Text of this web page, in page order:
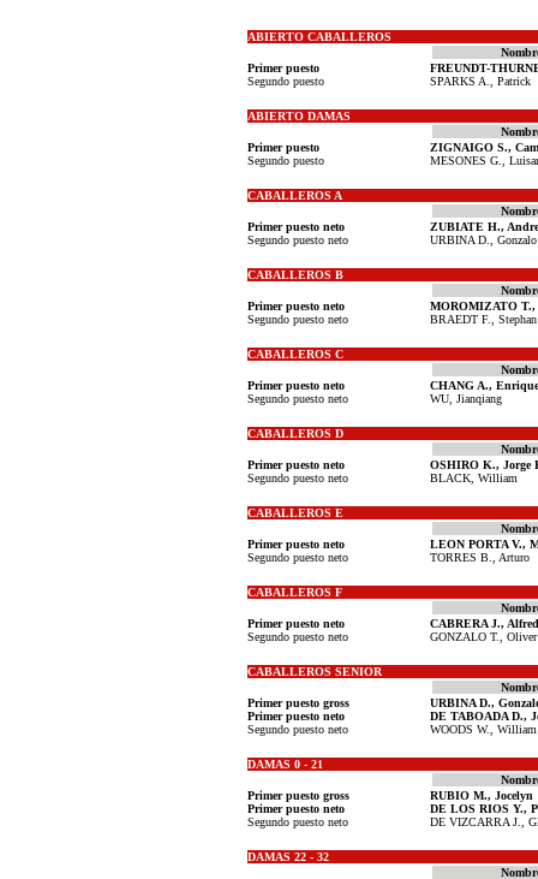
ABIERTO CABALLEROS
Primer puesto
FREUNDT-
Segundo puesto
SPARKS A., Patrick
ABIERTO DAMAS
Primer puesto
ZIGNAIGO S.,
Segundo puesto
MESONES G.,
CABALLEROS A
Primer puesto neto
ZUBIATE H.,
Segundo puesto neto
URBINA D.,
CABALLEROS B
Primer puesto neto
MOROMIZATO T.,
Segundo puesto neto
BRAEDT F., Stephan
CABALLEROS C
Primer puesto neto
CHANG A.,
Segundo puesto neto
WU, Jianqiang
CABALLEROS D
Primer puesto neto
OSHIRO K., Jorge
Segundo puesto neto
BLACK, William
CABALLEROS E
Primer puesto neto
LEON PORTA V.,
Segundo puesto neto
TORRES B., Arturo
CABALLEROS F
Primer puesto neto
CABRERA J.,
Segundo puesto neto
GONZALO T., Oliver
CABALLEROS SENIOR
Primer puesto gross
URBINA D.,
Primer puesto neto
DE TABOADA D.,
Segundo puesto neto
WOODS W., William
DAMAS 0 - 21
Primer puesto gross
RUBIO M., Jocelyn
Primer puesto neto
DE LOS RIOS Y.,
Segundo puesto neto
DE VIZCARRA J.,
DAMAS 22 - 32